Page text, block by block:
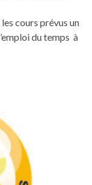
cours prévus un
du temps à